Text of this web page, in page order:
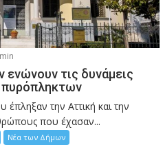
ενώνουν τις δυνάμεις
πυρόπληκτων
έπληξαν την Αττική και την
που έχασαν...
Νέα των Δήμων